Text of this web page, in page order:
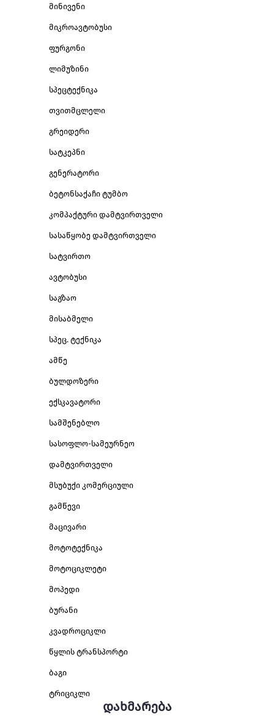
მინივენი
მიკროავტობუსი
ფურგონი
ლიმუზინი
სპეცტექნიკა
თვითმცლელი
გრეიდერი
სატკეპნი
გენერატორი
ბეტონსაქაჩი ტუმბო
კომპაქტური დამტვირთველი
სასაწყობე დამტვირთველი
სატვირთო
ავტობუსი
საგზაო
მისაბმელი
სპეც. ტექნიკა
ამწე
ბულდოზერი
ექსკავატორი
სამშენებლო
სასოფლო-სამეურნეო
დამტვირთველი
მსუბუქი კომერციული
გამწევი
მაცივარი
მოტოტექნიკა
მოტოციკლეტი
მოპედი
ბურანი
კვადროციკლი
წყლის ტრანსპორტი
ბაგი
ტრიციკლი
დახმარება